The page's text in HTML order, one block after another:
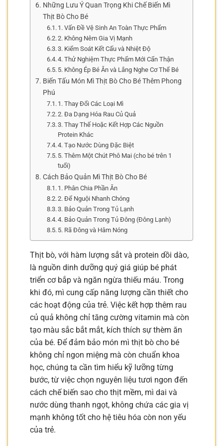
Những Lưu Ý Quan Trọng Khi Chế Biến Mì
Thịt Bò Cho Bé
1. Vấn Đề Vệ Sinh An Toàn Thực Phẩm
2. Không Nêm Gia Vị Mạnh
3. Kiểm Soát Kết Cấu và Nhiệt Độ
4. Thử Nghiệm Thực Phẩm Mới Cẩn Thận
5. Không Ép Bé Ăn và Lắng Nghe Cơ Thể Bé
Biến Tấu Món Mì Thịt Bò Cho Bé Thêm Phong
Phú
1. Thay Đổi Các Loại Mì
2. Đa Dạng Hóa Rau Củ Quả
3. Thay Thế Hoặc Kết Hợp Các Nguồn
Protein Khác
4. Tạo Nước Dùng Đặc Biệt
5. Thêm Một Chút Phô Mai (cho bé trên 1
tuổi)
Cách Bảo Quản Mì Thịt Bò Cho Bé
1. Phân Chia Phần Ăn
2. Để Nguội Nhanh Chóng
3. Bảo Quản Trong Tủ Lạnh
4. Bảo Quản Trong Tủ Đông (Đông Lạnh)
5. Rã Đông và Hâm Nóng
Thịt bò, với hàm lượng sắt và protein dồi dào,
là nguồn dinh dưỡng quý giá giúp bé phát
triển cơ bắp và ngăn ngừa thiếu máu. Trong
khi đó, mì cung cấp năng lượng cần thiết cho
các hoạt động của trẻ. Việc kết hợp thêm rau
củ quả không chỉ tăng cường vitamin mà còn
tạo màu sắc bắt mắt, kích thích sự thèm ăn
của bé. Để đảm bảo món mì thịt bò cho bé
không chỉ ngon miệng mà còn chuẩn khoa
học, chúng ta cần tìm hiểu kỹ lưỡng từng
bước, từ việc chọn nguyên liệu tươi ngon đến
cách chế biến sao cho thịt mềm, mì dai và
nước dùng thanh ngọt, không chứa các gia vị
mạnh không tốt cho hệ tiêu hóa còn non yếu
của trẻ.